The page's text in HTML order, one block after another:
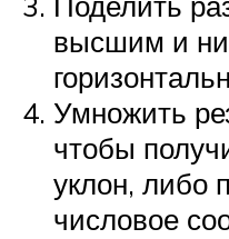
высшим и
Умножить
чтобы
уклон, либо
числовое